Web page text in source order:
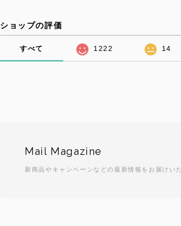
ショップの評価
すべて 1222 14
Mail Magazine
新商品やキャンペーンなどの最新情報をお届けい